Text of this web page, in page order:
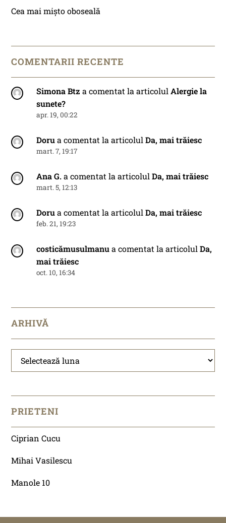
Cea mai mișto oboseală
COMENTARII RECENTE
Simona Btz a comentat la articolulAlergie la
sunete?
apr. 19, 00:22
Dorua comentat la articolulDa, mai trăiesc
mart. 7, 19:17
Ana G.a comentat la articolulDa, mai trăiesc
mart. 5, 12:13
Dorua comentat la articolulDa, mai trăiesc
feb. 21, 19:23
costicămusulmanua comentat la articolulDa,
mai trăiesc
oct. 10, 16:34
ARHIVĂ
Arhivă
PRIETENI
Ciprian Cucu
Mihai Vasilescu
Manole 10